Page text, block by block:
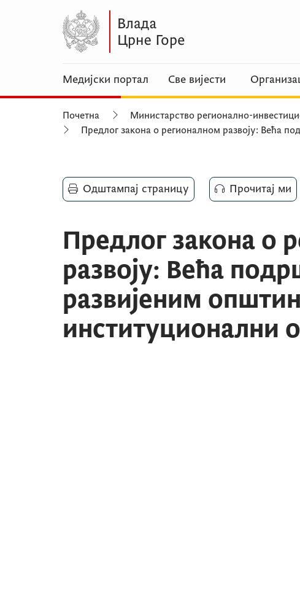
Медијски портал Све вијести
Почетна
Министарство регионално-
Предлог закона о регионалном развоју: Већа
Одштампај страницу Прочитај ми
Предлог закона о
развоју: Већа
развијеним
институционални